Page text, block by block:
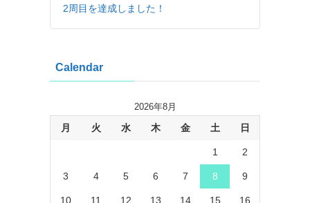
2周目を達成しました！
Calendar
2026年8月
月 火 水 木 金 土 日
1 2
3 4 5 6 7 8 9
10 11 12 13 14 15 16